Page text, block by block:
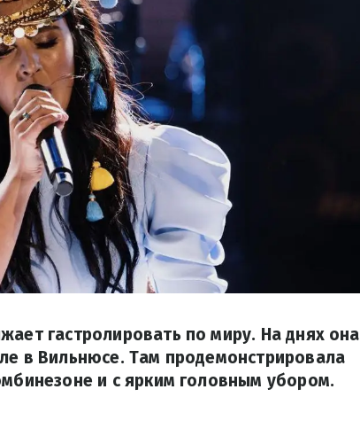
гастролировать по миру. На днях она
в Вильнюсе. Там продемонстрировала
и с ярким головным убором.